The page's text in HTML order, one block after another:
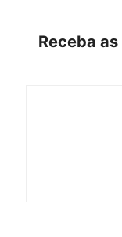
Receba